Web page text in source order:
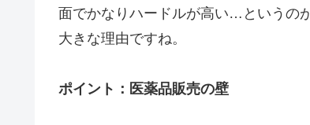
面でかなりハードルが高い…というの
大きな理由ですね。
ポイント：医薬品販売の壁